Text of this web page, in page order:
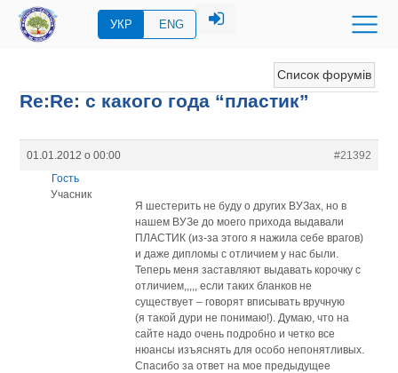
УКР ENG
Список форумів
Re:Re: с какого года “пластик”
01.01.2012 о 00:00
#21392
Гость
Учасник
Я шестерить не буду о других ВУЗах, но в
нашем ВУЗе до моего прихода выдавали
ПЛАСТИК (из-за этого я нажила себе врагов)
и даже дипломы с отличием у нас были.
Теперь меня заставляют выдавать корочку с
отличием,,,,, если таких бланков не
существует – говорят вписывать вручную
(я такой дури не понимаю!). Думаю, что на
сайте надо очень подробно и четко все
нюансы изъяснять для особо непонятливых.
Спасибо за ответ на мое предыдущее